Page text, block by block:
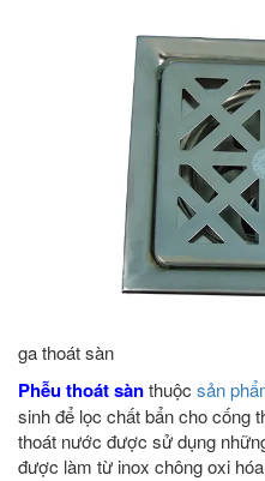
ga thoát sàn
Phễu thoát sànthuộc sản
sinh để lọc chất bẩn cho cống
thoát nước được sử dụng
được làm từ inox chông oxi